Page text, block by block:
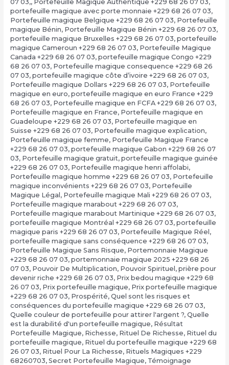
07 03,, Portefeuille Magique Authentique +229 68 26 07 03,
portefeuille magique avec porte monnaie +229 68 26 07 03,
Portefeuille magique Belgique +229 68 26 07 03, Portefeuille
magique Bénin, Portefeuille Magique Bénin +229 68 26 07 03,
portefeuille magique Bruxelles +229 68 26 07 03, portefeuille
magique Cameroun +229 68 26 07 03, Portefeuille Magique
Canada +229 68 26 07 03, portefeuille magique Congo +229
68 26 07 03, Portefeuille magique consequence +229 68 26
07 03, portefeuille magique côte d’ivoire +229 68 26 07 03,
Portefeuille magique Dollars +229 68 26 07 03, Portefeuille
magique en euro, portefeuille magique en euro France +229
68 26 07 03, Portefeuille magique en FCFA +229 68 26 07 03,
Portefeuille magique en France, Portefeuille magique en
Guadeloupe +229 68 26 07 03, Portefeuille magique en
Suisse +229 68 26 07 03, Portefeuille magique explication,
Portefeuille magique femme, Portefeuille Magique France
+229 68 26 07 03, portefeuille magique Gabon +229 68 26 07
03, Portefeuille magique gratuit, portefeuille magique guinée
+229 68 26 07 03, Portefeuille magique henri affolabi,
Portefeuille magique homme +229 68 26 07 03, Portefeuille
magique inconvénients +229 68 26 07 03, Portefeuille
Magique Légal, Portefeuille magique Mali +229 68 26 07 03,
Portefeuille magique marabout +229 68 26 07 03,
Portefeuille magique marabout Martinique +229 68 26 07 03,
portefeuille magique Montréal +229 68 26 07 03, portefeuille
magique paris +229 68 26 07 03, Portefeuille Magique Réel,
portefeuille magique sans conséquence +229 68 26 07 03,
Portefeuille Magique Sans Risque, Portemonnaie Magique
+229 68 26 07 03, portemonnaie magique 2025 +229 68 26
07 03, Pouvoir De Multiplication, Pouvoir Spirituel, prière pour
devenir riche +229 68 26 07 03, Prix bedou magique +229 68
26 07 03, Prix portefeuille magique, Prix portefeuille magique
+229 68 26 07 03, Prospérité, Quel sont les risques et
conséquences du portefeuille magique +229 68 26 07 03,
Quelle couleur de portefeuille pour attirer l'argent ?, Quelle
est la durabilité d'un portefeuille magique, Résultat
Portefeuille Magique, Richesse, Rituel De Richesse, Rituel du
portefeuille magique, Rituel du portefeuille magique +229 68
26 07 03, Rituel Pour La Richesse, Rituels Magiques +229
68260703, Secret Portefeuille Magique, Témoignage